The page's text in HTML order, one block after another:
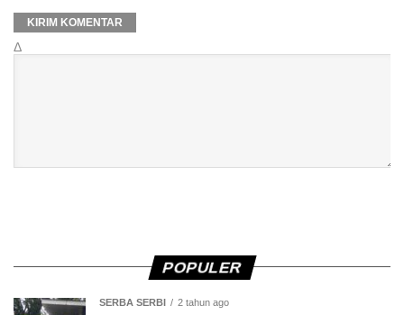
Δ
POPULER
SERBA SERBI 2 tahun ago